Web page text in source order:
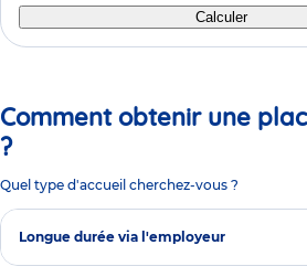
Calculer
Comment obtenir une
?
Quel type d'accueil cherchez-vous ?
Longue durée via l'employeur